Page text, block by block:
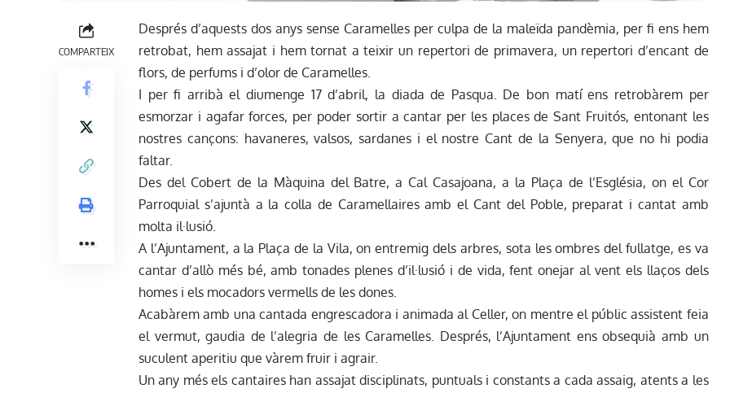
COMPARTEIX
Després d’aquests dos anys sense Caramelles per culpa de la maleïda pandèmia, per fi ens hem
retrobat, hem assajat i hem tornat a teixir un repertori de primavera, un repertori d’encant de
flors, de perfums i d’olor de Caramelles.
I per fi arribà el diumenge 17 d’abril, la diada de Pasqua. De bon matí ens retrobàrem per
esmorzar i agafar forces, per poder sortir a cantar per les places de Sant Fruitós, entonant les
nostres cançons: havaneres, valsos, sardanes i el nostre Cant de la Senyera, que no hi podia
faltar.
Des del Cobert de la Màquina del Batre, a Cal Casajoana, a la Plaça de l’Església, on el Cor
Parroquial s’ajuntà a la colla de Caramellaires amb el Cant del Poble, preparat i cantat amb
molta il·lusió.
A l’Ajuntament, a la Plaça de la Vila, on entremig dels arbres, sota les ombres del fullatge, es va
cantar d’allò més bé, amb tonades plenes d’il·lusió i de vida, fent onejar al vent els llaços dels
homes i els mocadors vermells de les dones.
Acabàrem amb una cantada engrescadora i animada al Celler, on mentre el públic assistent feia
el vermut, gaudia de l’alegria de les Caramelles. Després, l’Ajuntament ens obsequià amb un
suculent aperitiu que vàrem fruir i agrair.
Un any més els cantaires han assajat disciplinats, puntuals i constants a cada assaig, atents a les